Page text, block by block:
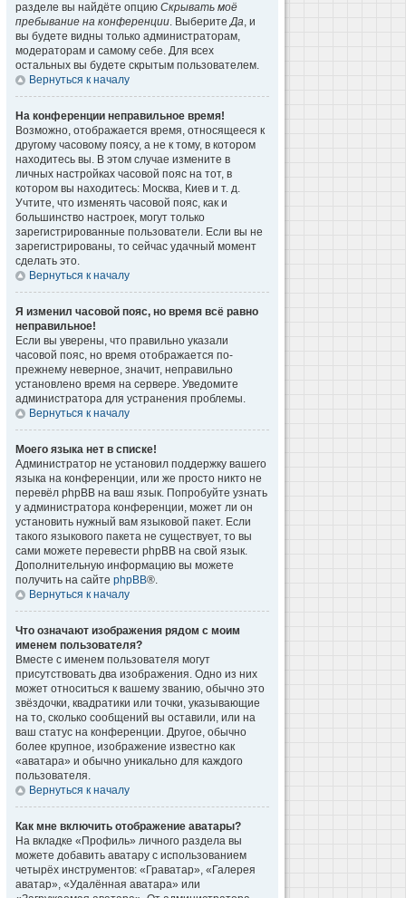
разделе вы найдёте опцию Скрывать моё
пребывание на конференции. ВыберитеДа, и
вы будете видны только администраторам,
модераторам и самому себе. Для всех
остальных вы будете скрытым пользователем.
Вернуться к началу
На конференции неправильное время!
Возможно, отображается время, относящееся к
другому часовому поясу, а не к тому, в котором
находитесь вы. В этом случае измените в
личных настройках часовой пояс на тот, в
котором вы находитесь: Москва, Киев и т. д.
Учтите, что изменять часовой пояс, как и
большинство настроек, могут только
зарегистрированные пользователи. Если вы не
зарегистрированы, то сейчас удачный момент
сделать это.
Вернуться к началу
Я изменил часовой пояс, но время всё равно
неправильное!
Если вы уверены, что правильно указали
часовой пояс, но время отображается по-
прежнему неверное, значит, неправильно
установлено время на сервере. Уведомите
администратора для устранения проблемы.
Вернуться к началу
Моего языка нет в списке!
Администратор не установил поддержку вашего
языка на конференции, или же просто никто не
перевёл phpBB на ваш язык. Попробуйте узнать
у администратора конференции, может ли он
установить нужный вам языковой пакет. Если
такого языкового пакета не существует, то вы
сами можете перевести phpBB на свой язык.
Дополнительную информацию вы можете
получить на сайте phpBB®.
Вернуться к началу
Что означают изображения рядом с моим
именем пользователя?
Вместе с именем пользователя могут
присутствовать два изображения. Одно из них
может относиться к вашему званию, обычно это
звёздочки, квадратики или точки, указывающие
на то, сколько сообщений вы оставили, или на
ваш статус на конференции. Другое, обычно
более крупное, изображение известно как
«аватара» и обычно уникально для каждого
пользователя.
Вернуться к началу
Как мне включить отображение аватары?
На вкладке «Профиль» личного раздела вы
можете добавить аватару с использованием
четырёх инструментов: «Граватар», «Галерея
аватар», «Удалённая аватара» или